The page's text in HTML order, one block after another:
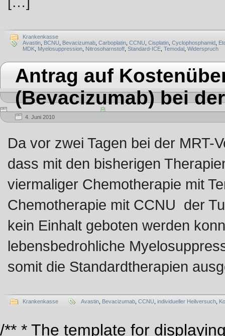
Krankenkasse
Avastin BCNU Bevacizumab Carboplatin CCNU Cisplatin Cyclophosphamid
MDK Myelosuppression Nitrosoharnstoff Standard-ICE Temodal Widerspruch
Antrag auf
(Bevacizumab) bei
4. Juni 2010
Da vor zwei Tagen bei der MRT-
dass mit den bisherigen
viermaliger Chemotherapie mit
Chemotherapie mit CCNU der
kein Einhalt geboten werden
lebensbedrohliche
somit die Standardtherapien
Krankenkasse Avastin Bevacizumab CCNU individueller Heilversuch
/** * The template for